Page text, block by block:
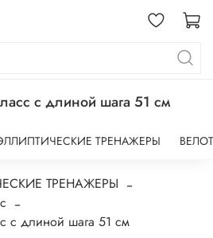
с длиной шага 51 см
ТРЕНАЖЕРЫ
ТРЕНАЖЕРЫ
с длиной шага 51 см